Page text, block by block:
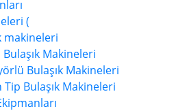
(
makineleri
Bulaşık Makineleri
Bulaşık Makineleri
Tip Bulaşık Makineleri